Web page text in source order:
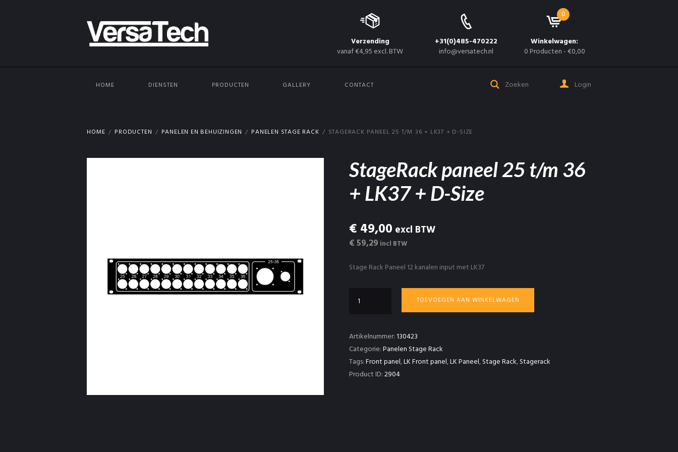
Verzending
vanaf €4,95 excl. BTW
+31(0)485-470222
info@versatech.nl
0
Winkelwagen:
0 Producten-€0,00
HOME DIENSTEN PRODUCTEN GALLERY CONTACT Login
HOME PRODUCTEN PANELEN EN BEHUIZINGEN PANELEN STAGE RACK STAGERACK PANEEL 25 T/M 36 + LK37 + D-SIZE
StageRack paneel 25 t/m 36
+ LK37 + D-Size
€ 49,00 excl BTW
€ 59,29 incl BTW
Stage Rack Paneel 12 kanalen input met LK37
paneel
t/m
36
+
LK37
TOEVOEGEN AAN WINKELWAGEN
Artikelnummer:130423
Categorie:Panelen Stage Rack
Tags:Front panel,LK Front panel,LK Paneel,Stage Rack,Stagerack
Product ID:2904